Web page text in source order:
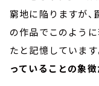
窮地に陥りますが、
の作品でこのよう
たと記憶しています
っていることの象徴